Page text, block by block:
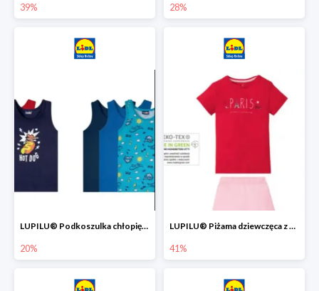
39% 28%
LUPILU® Podkoszulka chłopięca z bawełny -20%
20%
LUPILU® Piżama dziewczęca z bawełny -41%
41%